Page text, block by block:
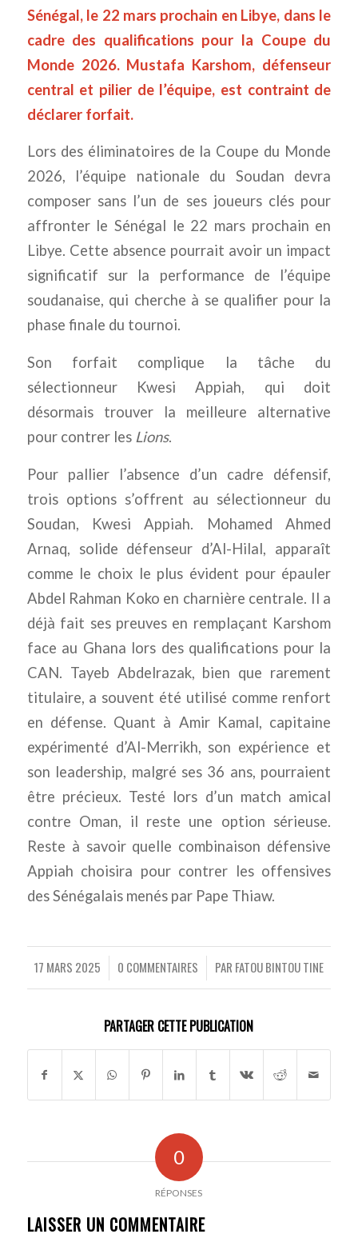
Sénégal, le 22 mars prochain en Libye, dans le
cadre des qualifications pour la Coupe du
Monde 2026. Mustafa Karshom, défenseur
central et pilier de l’équipe, est contraint de
déclarer forfait.
Lors des éliminatoires de la Coupe du Monde
2026, l’équipe nationale du Soudan devra
composer sans l’un de ses joueurs clés pour
affronter le Sénégal le 22 mars prochain en
Libye. Cette absence pourrait avoir un impact
significatif sur la performance de l’équipe
soudanaise, qui cherche à se qualifier pour la
phase finale du tournoi.
Son forfait complique la tâche du
sélectionneur Kwesi Appiah, qui doit
désormais trouver la meilleure alternative
pour contrer les Lions.
Pour pallier l’absence d’un cadre défensif,
trois options s’offrent au sélectionneur du
Soudan, Kwesi Appiah. Mohamed Ahmed
Arnaq, solide défenseur d’Al-Hilal, apparaît
comme le choix le plus évident pour épauler
Abdel Rahman Koko en charnière centrale. Il a
déjà fait ses preuves en remplaçant Karshom
face au Ghana lors des qualifications pour la
CAN. Tayeb Abdelrazak, bien que rarement
titulaire, a souvent été utilisé comme renfort
en défense. Quant à Amir Kamal, capitaine
expérimenté d’Al-Merrikh, son expérience et
son leadership, malgré ses 36 ans, pourraient
être précieux. Testé lors d’un match amical
contre Oman, il reste une option sérieuse.
Reste à savoir quelle combinaison défensive
Appiah choisira pour contrer les offensives
des Sénégalais menés par Pape Thiaw.
17 MARS 2025
/ 0 COMMENTAIRES
/ PAR FATOU BINTOU TINE
PARTAGER CETTE PUBLICATION
0
RÉPONSES
LAISSER UN COMMENTAIRE